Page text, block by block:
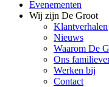
Evenementen
Wij zijn De Groot
Klantverhalen
Nieuws
Waarom De
Ons
Werken bij
Contact